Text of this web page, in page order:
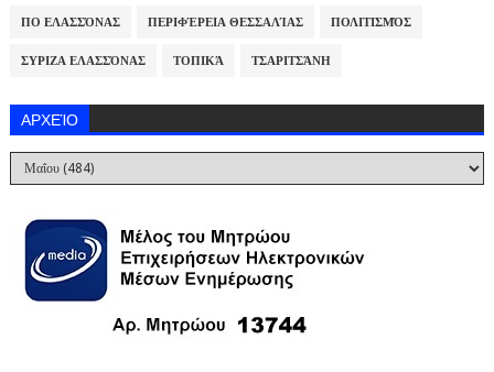
ΠΟ ΕΛΑΣΣΌΝΑΣ ΠΕΡΙΦΈΡΕΙΑ ΘΕΣΣΑΛΊΑΣ ΠΟΛΙΤΙΣΜΌΣ
ΣΥΡΙΖΑ ΕΛΑΣΣΌΝΑΣ ΤΟΠΙΚΆ ΤΣΑΡΙΤΣΆΝΗ
ΑΡΧΕΊΟ